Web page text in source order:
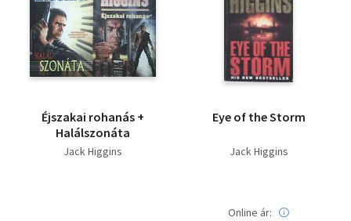
Éjszakai rohanás +
Halálszonáta
Jack Higgins
Eye of the Storm
Jack Higgins
Online ár: